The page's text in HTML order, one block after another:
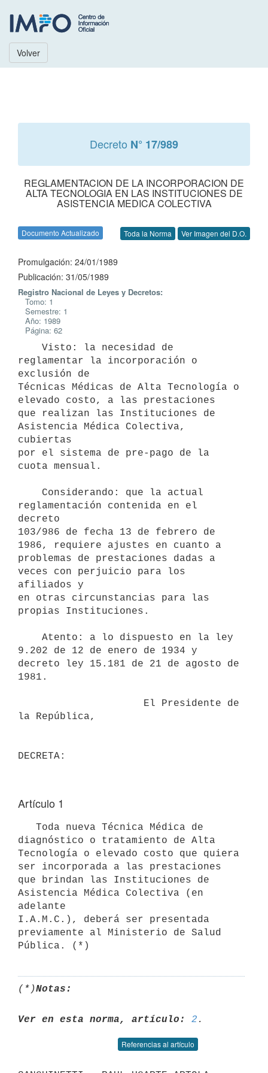
Volver
Decreto N° 17/989
REGLAMENTACION DE LA INCORPORACION DE
ALTA TECNOLOGIA EN LAS INSTITUCIONES DE
ASISTENCIA MEDICA COLECTIVA
Documento Actualizado Toda la Norma Ver Imagen del D.O.
Promulgación: 24/01/1989
Publicación: 31/05/1989
Registro Nacional de Leyes y Decretos:
Tomo: 1
Semestre: 1
Año: 1989
Página: 62
reglamentar la incorporación o
exclusión de
Técnicas Médicas de Alta Tecnología o
elevado costo, a las prestaciones
que realizan las Instituciones de
Asistencia Médica Colectiva,
cubiertas
por el sistema de pre-pago de la
cuota mensual.
reglamentación contenida en el
decreto
103/986 de fecha 13 de febrero de
1986, requiere ajustes en cuanto a
problemas de prestaciones dadas a
veces con perjuicio para los
afiliados y
en otras circunstancias para las
propias Instituciones.
9.202 de 12 de enero de 1934 y
decreto ley 15.181 de 21 de agosto de
1981.
la República,
Artículo 1
diagnóstico o tratamiento de Alta
Tecnología o elevado costo que quiera
ser incorporada a las prestaciones
que brindan las Instituciones de
Asistencia Médica Colectiva (en
adelante
I.A.M.C.), deberá ser presentada
previamente al Ministerio de Salud
(*)Notas:
Ver en esta norma, artículo: 2
Referencias al artículo